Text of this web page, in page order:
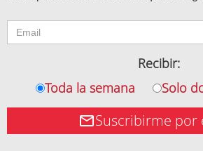
Recibir:
Toda la semana
Solo
Suscribirme por